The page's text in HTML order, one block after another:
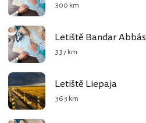
300 km
Letiště Bandar Abbás
337 km
Letiště Liepaja
363 km